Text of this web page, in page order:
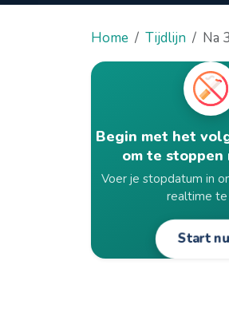
Home Tijdlijn Na
Begin met het
om te stoppen
Voer je stopdatum in
realtime te
Start